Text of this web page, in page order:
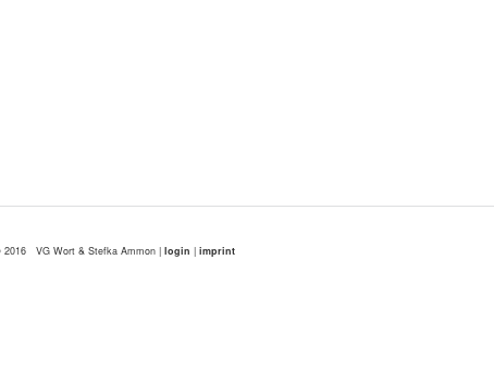
2016 VG Wort & Stefka Ammon | login | imprint